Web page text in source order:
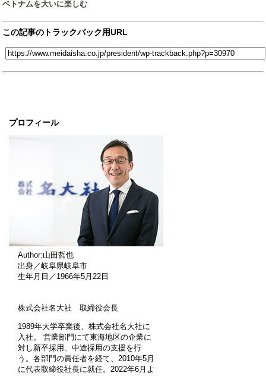
プロフィール
Author:山田哲也
出身／岐阜県岐阜市
生年月日／1966年5月22日
株式会社名大社 取締役会長
1989年大学卒業後、株式会社名大社に
入社。 営業部門にて東海地区の企業に
対し新卒採用、中途採用の支援を行
う。各部門の責任者を経て、2010年5月
に代表取締役社長に就任。2022年6月よ
ベトナムを大いに楽しむ
この記事のトラックバック用URL